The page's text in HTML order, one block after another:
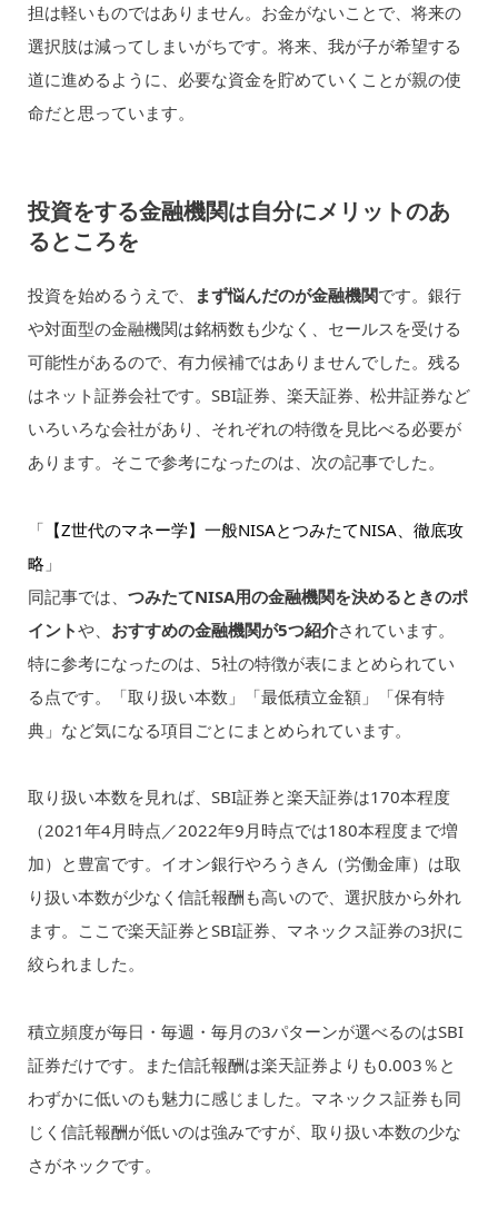
担は軽いものではありません。お金がないことで、将来の
選択肢は減ってしまいがちです。将来、我が子が希望する
道に進めるように、必要な資金を貯めていくことが親の使
命だと思っています。
投資をする金融機関は自分にメリットのあ
るところを
投資を始めるうえで、 まず悩んだのが金融機関です。銀行
や対面型の金融機関は銘柄数も少なく、セールスを受ける
可能性があるので、有力候補ではありませんでした。残る
はネット証券会社です。SBI証券、楽天証券、松井証券など
いろいろな会社があり、それぞれの特徴を見比べる必要が
あります。そこで参考になったのは、次の記事でした。
「 【Z世代のマネー学】一般NISAとつみたてNISA、徹底攻
略」
同記事では、 つみたてNISA用の金融機関を決めるときのポ
イントや、 おすすめの金融機関が5つ紹介されています。
特に参考になったのは、5社の特徴が表にまとめられてい
る点です。「取り扱い本数」「最低積立金額」「保有特
典」など気になる項目ごとにまとめられています。
取り扱い本数を見れば、SBI証券と楽天証券は170本程度
（2021年4月時点／2022年9月時点では180本程度まで増
加）と豊富です。イオン銀行やろうきん（労働金庫）は取
り扱い本数が少なく信託報酬も高いので、選択肢から外れ
ます。ここで楽天証券とSBI証券、マネックス証券の3択に
絞られました。
積立頻度が毎日・毎週・毎月の3パターンが選べるのはSBI
証券だけです。また信託報酬は楽天証券よりも0.003％と
わずかに低いのも魅力に感じました。マネックス証券も同
じく信託報酬が低いのは強みですが、取り扱い本数の少な
さがネックです。